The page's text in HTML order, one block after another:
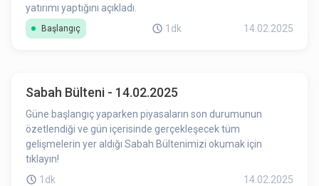
yatırımı yaptığını açıkladı.
Başlangıç 1dk 14.02.2025
Sabah Bülteni - 14.02.2025
Güne başlangıç yaparken piyasaların son durumunun
özetlendiği ve gün içerisinde gerçekleşecek tüm
gelişmelerin yer aldığı Sabah Bültenimizi okumak için
tıklayın!
1dk
14.02.2025